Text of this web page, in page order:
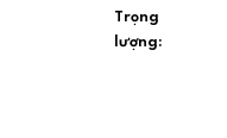
Trọng
lượng: